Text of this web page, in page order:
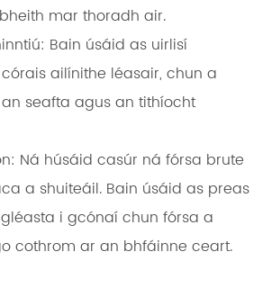
mar thoradh air.
Bain úsáid as uirlisí
ailínithe léasair, chun a
seafta agus an tithíocht
Ná húsáid casúr ná fórsa brute
a shuiteáil. Bain úsáid as preas
i gcónaí chun fórsa a
cothrom ar an bhfáinne ceart.